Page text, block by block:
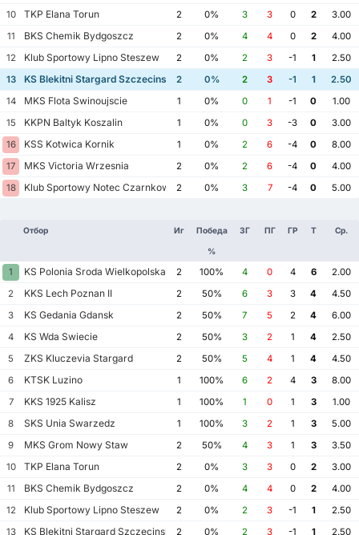
10
TKP Elana Torun 2 0% 3 3 0 2
3.00
11
BKS Chemik Bydgoszcz 2 0% 4 4 0 2
4.00
12
Klub Sportowy Lipno Steszew 2 0% 2 3 -1 1
2.50
13
KS Blekitni Stargard Szczecinski 2 0% 2 3 -1 1
2.50
14
MKS Flota Swinoujscie 1 0% 0 1 -1 0
1.00
15
KKPN Baltyk Koszalin 1 0% 0 3 -3 0
3.00
16
KSS Kotwica Kornik 1 0% 2 6 -4 0
8.00
17
MKS Victoria Wrzesnia 2 0% 2 6 -4 0
4.00
18
Klub Sportowy Notec Czarnkow 2 0% 3 7 -4 0 5.00
Отбор Иг Победа
%
ЗГ ПГ ГР Т Ср.
1 KS Polonia Sroda Wielkopolska 2 100% 4 0 4 6
2.00
2
KKS Lech Poznan II 2 50% 6 3 3 4
4.50
3
KS Gedania Gdansk 2 50% 7 5 2 4
6.00
4
KS Wda Swiecie 2 50% 3 2 1 4
2.50
5
ZKS Kluczevia Stargard 2 50% 5 4 1 4
4.50
6
KTSK Luzino 1 100% 6 2 4 3
8.00
7
KKS 1925 Kalisz 1 100% 1 0 1 3
1.00
8
SKS Unia Swarzedz 1 100% 3 2 1 3
5.00
9
MKS Grom Nowy Staw 2 50% 4 3 1 3
3.50
10
TKP Elana Torun 2 0% 3 3 0 2
3.00
11
BKS Chemik Bydgoszcz 2 0% 4 4 0 2
4.00
12
Klub Sportowy Lipno Steszew 2 0% 2 3 -1 1
2.50
13
KS Blekitni Stargard Szczecinski 2 0% 2 3 -1 1
2.50